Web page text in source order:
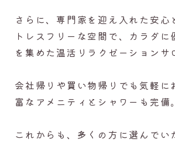
さらに、専門家を迎え入れた安
トレスフリーな空間で、カラダ
を集めた温活リラクゼーションサ
会社帰りや買い物帰りでも気軽
富なアメニティとシャワーも完
これからも、多くの方に選んで